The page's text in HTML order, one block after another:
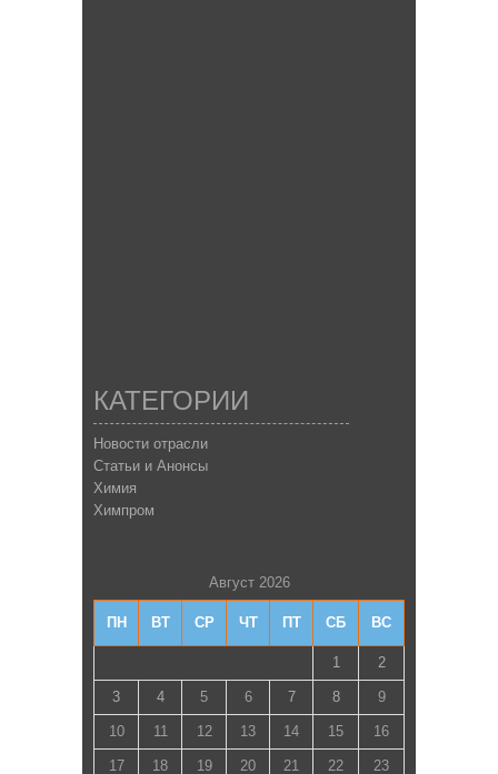
КАТЕГОРИИ
Новости отрасли
Статьи и Анонсы
Химия
Химпром
Август 2026
ПН ВТ СР ЧТ ПТ СБ ВС
1 2
3 4 5 6 7 8 9
10 11 12 13 14 15 16
17 18 19 20 21 22 23